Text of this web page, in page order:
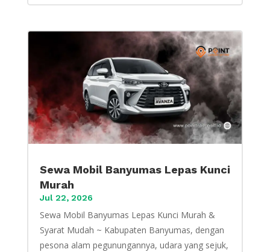
Sewa Mobil Banyumas Lepas Kunci
Murah
Jul 22, 2026
Sewa Mobil Banyumas Lepas Kunci Murah &
Syarat Mudah ~ Kabupaten Banyumas, dengan
pesona alam pegunungannya, udara yang sejuk,